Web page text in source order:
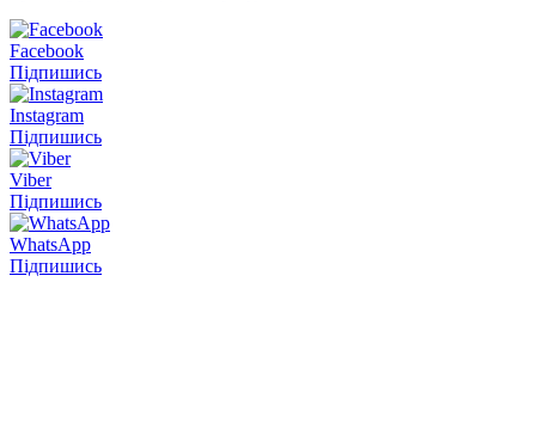
Facebook
Підпишись
Instagram
Підпишись
Viber
Підпишись
WhatsApp
Підпишись